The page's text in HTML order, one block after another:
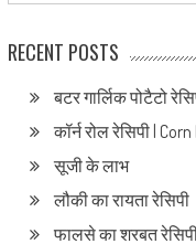
RECENT POSTS
बटर गार्लिक पोटैटो
कॉर्न रोल रेसिपी |
सूजी के लाभ
लौकी का रायता रेसिपी
फालसे का शरबत